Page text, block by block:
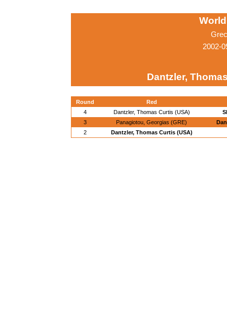
2002-
Dantzler,
Round
Red
4
Dantzler, Thomas Curtis (USA)
3
Panagiotou, Georgias (GRE)
2
Dantzler, Thomas Curtis (USA)